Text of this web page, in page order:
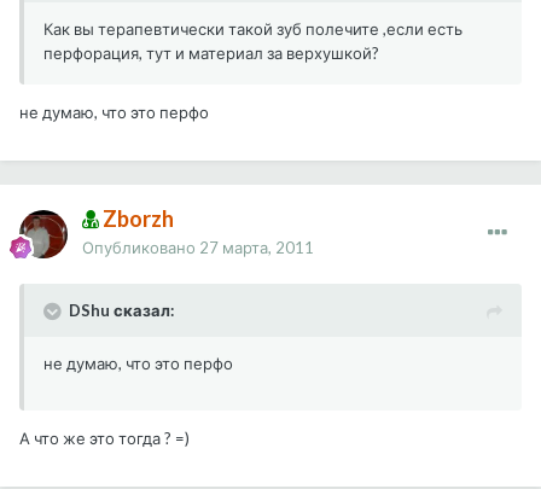
Как вы терапевтически такой зуб полечите ,если есть
перфорация, тут и материал за верхушкой?
не думаю, что это перфо
Zborzh
Опубликовано 27 марта, 2011
DShu сказал:
не думаю, что это перфо
А что же это тогда ? =)